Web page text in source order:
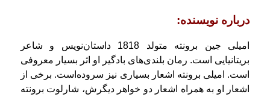
درباره نویسنده:
امیلی جین برونته متولد 1818 داستان‌نویس و شاعر
بریتانیایی است. رمان بلندی‌های بادگیر
او اثر بسیار معروفی
است. امیلی برونته اشعار بسیاری نیز سروده‌است. برخی از
اشعار او به همراه اشعار دو خواهر دیگرش، شارلوت برونته